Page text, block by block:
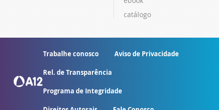
catálogo
Trabalhe conosco Aviso de Privacidade
Rel. de Transparência
Programa de Integridade